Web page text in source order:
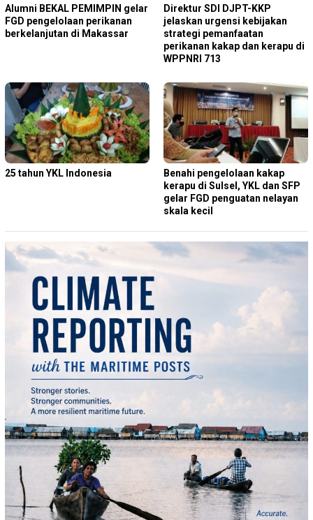
Alumni BEKAL PEMIMPIN gelar
FGD pengelolaan perikanan
berkelanjutan di Makassar
Direktur SDI DJPT-KKP
jelaskan urgensi kebijakan
strategi pemanfaatan
perikanan kakap dan kerapu di
WPPNRI 713
25 tahun YKL Indonesia
Benahi pengelolaan kakap
kerapu di Sulsel, YKL dan SFP
gelar FGD penguatan nelayan
skala kecil